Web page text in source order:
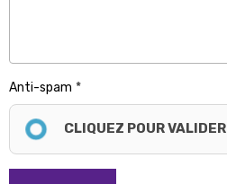
Anti-spam
CLIQUEZ POUR VALIDER